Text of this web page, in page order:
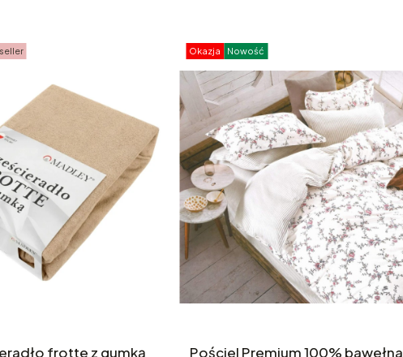
frotte z gumką
Okazja Nowość
Pościel Premium 100% bawełna